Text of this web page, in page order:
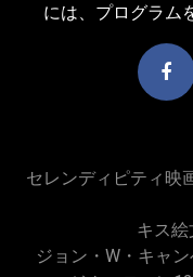
には、プログラム
セレンディピティ映
キス
ジョン・W・キャ